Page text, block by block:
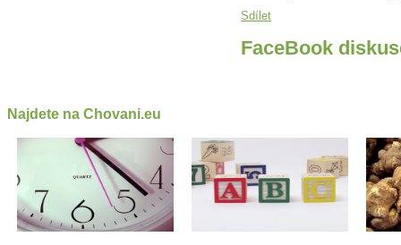
Sdílet
FaceBook
Najdete na Chovani.eu